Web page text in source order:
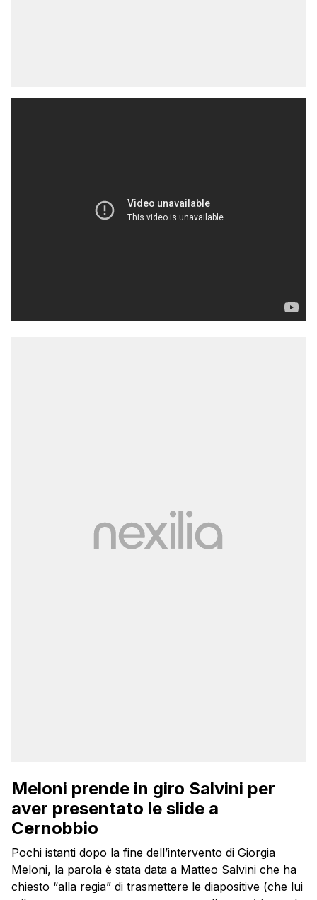
Meloni prende in giro Salvini per
aver presentato le slide a
Cernobbio
Pochi istanti dopo la fine dell’intervento di Giorgia
Meloni, la parola è stata data a Matteo Salvini che ha
chiesto “alla regia” di trasmettere le diapositive (che lui